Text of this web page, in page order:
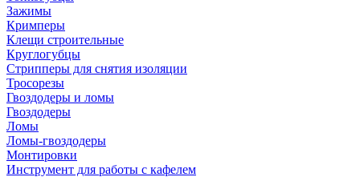
Зажимы
Кримперы
Клещи строительные
Круглогубцы
Стрипперы для снятия изоляции
Тросорезы
Гвоздодеры и ломы
Гвоздодеры
Ломы
Ломы-гвоздодеры
Монтировки
Инструмент для работы с кафелем